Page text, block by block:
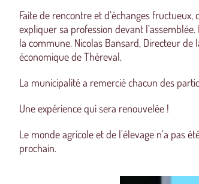
Faite de rencontre et d’échanges
expliquer sa profession devant
la commune. Nicolas Bansard, Directeur de
économique de Thèreval.
La municipalité a remercié chacun des
Une expérience qui sera renouvelée !
Le monde agricole et de l’élevage n’a pas
prochain.